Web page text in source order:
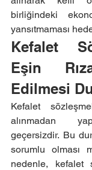
birliğindeki
yansıtmaması
Kefalet
Eşin
Edilmesi
Kefalet
alınmadan
geçersizdir. Bu
sorumlu olması
nedenle, kefalet